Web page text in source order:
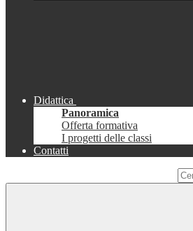
Didattica
Panoramica
Offerta formativa
I progetti delle classi
Contatti